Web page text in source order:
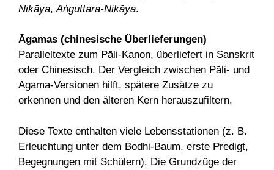
Nikāya, Aṅguttara-Nikāya.
Āgamas (chinesische Überlieferungen)
Paralleltexte zum Pāli-Kanon, überliefert in Sanskrit
oder Chinesisch. Der Vergleich zwischen Pāli- und
Āgama-Versionen hilft, spätere Zusätze zu
erkennen und den älteren Kern herauszufiltern.
Diese Texte enthalten viele Lebensstationen (z. B.
Erleuchtung unter dem Bodhi-Baum, erste Predigt,
Begegnungen mit Schülern). Die Grundzüge der